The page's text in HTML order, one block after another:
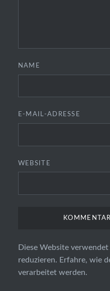
NAME
E-MAIL-ADRESSE
WEBSITE
Diese Website
reduzieren. Erfahre, wie
verarbeitet werden.